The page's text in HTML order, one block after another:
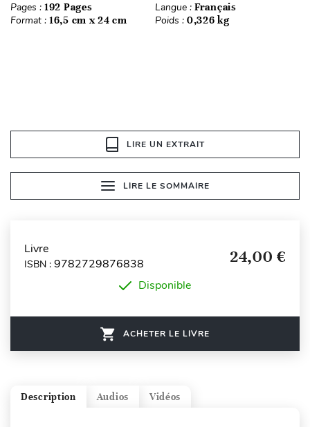
Pages : 192 Pages Langue : Français
Format : 16,5 cm x 24 cm Poids : 0,326 kg
LIRE UN EXTRAIT
LIRE LE SOMMAIRE
Livre
ISBN : 9782729876838 24,00 €
Disponible
ACHETER LE LIVRE
Vidéos
Audios
Description